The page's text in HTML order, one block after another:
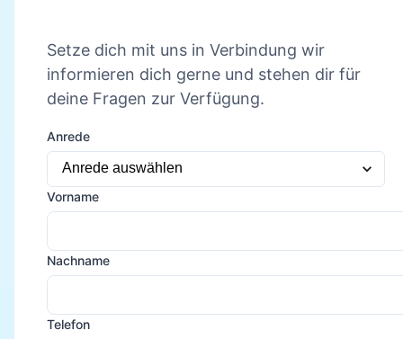
Setze dich mit uns in Verbindung wir
informieren dich gerne und stehen dir für
deine Fragen zur Verfügung.
Anrede
Vorname
Nachname
Telefon